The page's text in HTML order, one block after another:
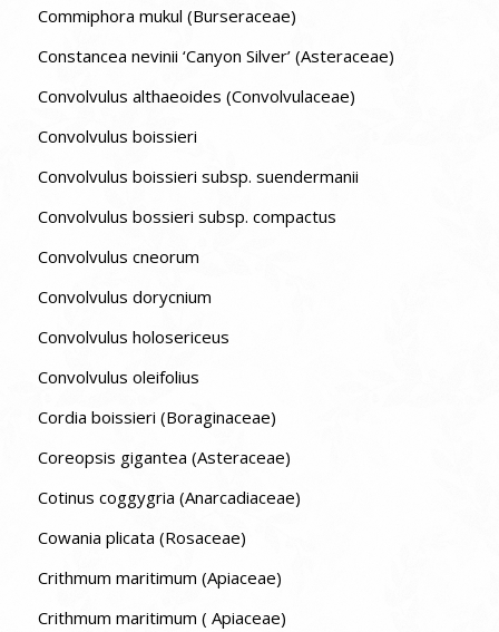
Commiphora mukul (Burseraceae)
Constancea nevinii ‘Canyon Silver’ (Asteraceae)
Convolvulus althaeoides (Convolvulaceae)
Convolvulus boissieri
Convolvulus boissieri subsp. suendermanii
Convolvulus bossieri subsp. compactus
Convolvulus cneorum
Convolvulus dorycnium
Convolvulus holosericeus
Convolvulus oleifolius
Cordia boissieri (Boraginaceae)
Coreopsis gigantea (Asteraceae)
Cotinus coggygria (Anarcadiaceae)
Cowania plicata (Rosaceae)
Crithmum maritimum (Apiaceae)
Crithmum maritimum ( Apiaceae)